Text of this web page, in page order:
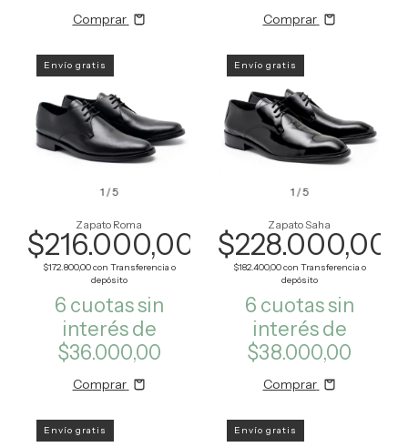
Comprar Comprar
1 /5
Envío gratis
Zapato Roma
$216.000,00
$172.800,00con Transferencia o
depósito
6 cuotas sin
interés de
$36.000,00
Comprar
1 /5
Envío gratis
Zapato Saha
$228.000,00
$182.400,00con Transferencia o
depósito
6 cuotas sin
interés de
$38.000,00
Comprar
Envío gratis Envío gratis